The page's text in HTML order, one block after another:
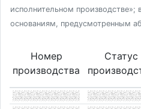
исполнительном производстве»;
основаниям, предусмотренным
Номер
производства
Статус